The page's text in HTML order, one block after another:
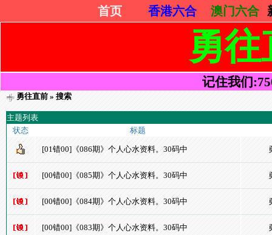
首页 香港六合 澳门六合
勇
记住我们
勇往直前» 搜索
主题列表
状态
标题
[01错00]《086期》个人心水资料。30码中
[00错00]《085期》个人心水资料。30码中
[00错00]《084期》个人心水资料。30码中
[00错00]《083期》个人心水资料。30码中